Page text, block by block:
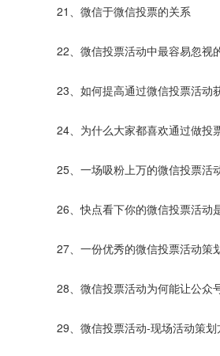
21、微信于微信投票的关系
22、微信投票活动中最容易忽视
23、如何提高通过微信投票活动
24、为什么大家都喜欢通过做投
25、一场吸粉上万的微信投票活
26、快点看下你的微信投票活动
27、一份优秀的微信投票活动策
诞生的？
28、微信投票活动为何能让公众
29、微信投票活动-现场活动策划